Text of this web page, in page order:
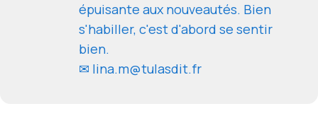
épuisante aux nouveautés. Bien
s'habiller, c'est d'abord se sentir
bien.
✉ lina.m@tulasdit.fr